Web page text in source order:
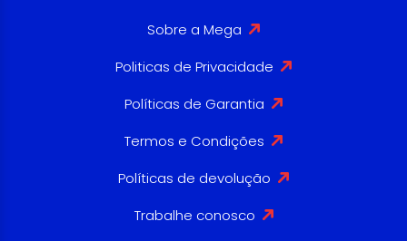
Sobre a Mega
Politicas de Privacidade
Políticas de Garantia
Termos e Condições
Políticas de devolução
Trabalhe conosco